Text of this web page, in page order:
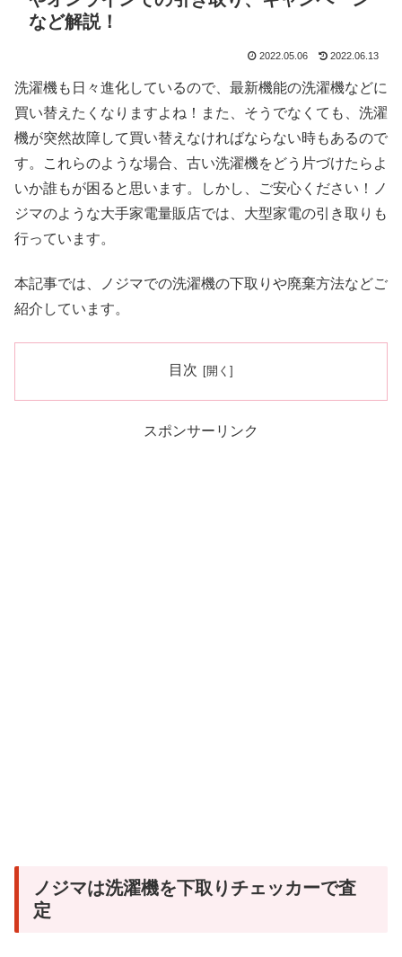
など解説！
2022.05.06 2022.06.13
洗濯機も日々進化しているので、最新機能の洗濯機などに
買い替えたくなりますよね！また、そうでなくても、洗濯
機が突然故障して買い替えなければならない時もあるので
す。これらのような場合、古い洗濯機をどう片づけたらよ
いか誰もが困ると思います。しかし、ご安心ください！ノ
ジマのような大手家電量販店では、大型家電の引き取りも
行っています。
本記事では、ノジマでの洗濯機の下取りや廃棄方法などご
紹介しています。
目次
スポンサーリンク
ノジマは洗濯機を下取りチェッカーで査
定